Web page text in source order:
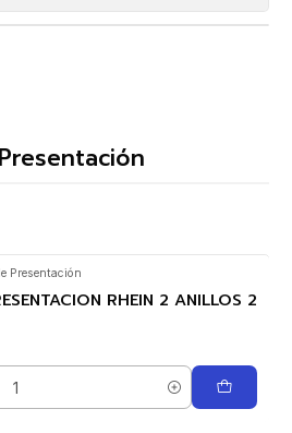
Presentación
RHEIN 2 ANILLOS 2